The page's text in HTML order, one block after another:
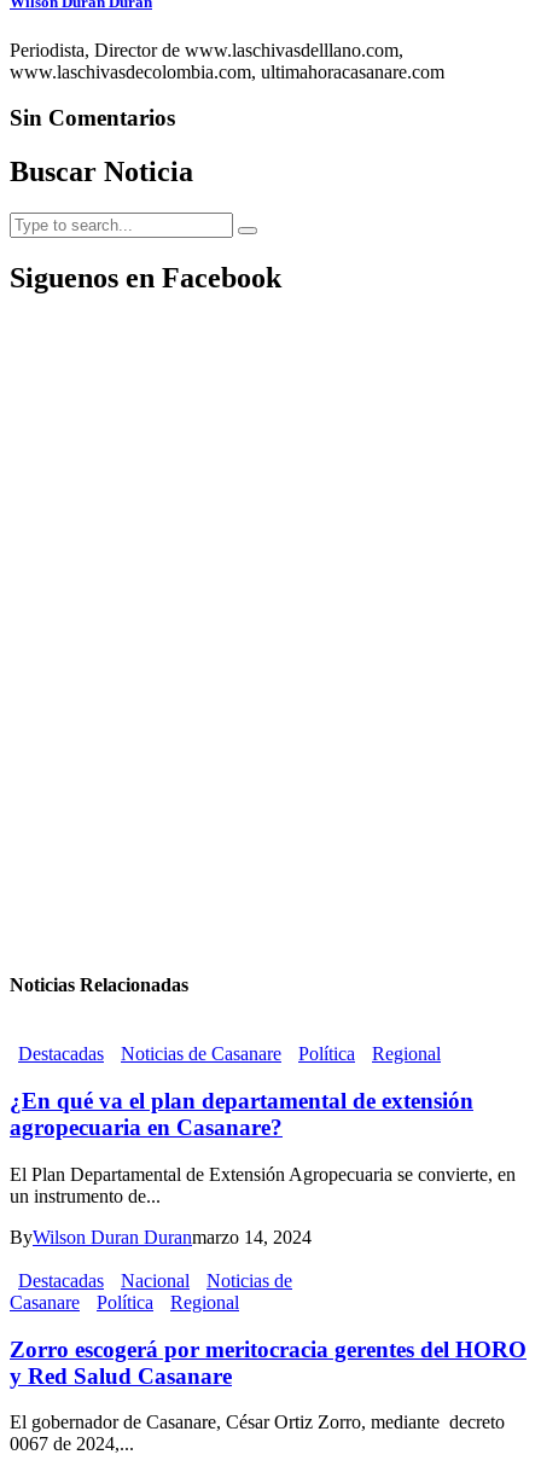
Periodista, Director de www.laschivasdelllano.com,
www.laschivasdecolombia.com, ultimahoracasanare.com
Sin Comentarios
Buscar Noticia
Siguenos en Facebook
Noticias Relacionadas
Destacadas Noticias de Casanare Política Regional
¿En qué va el plan departamental de extensión
agropecuaria en Casanare?
El Plan Departamental de Extensión Agropecuaria se convierte, en
un instrumento de...
ByWilson Duran Duranmarzo 14, 2024
Destacadas Nacional
Noticias de
Casanare
Política Regional
Zorro escogerá por meritocracia gerentes del HORO
y Red Salud Casanare
El gobernador de Casanare, César Ortiz Zorro, mediante decreto
0067 de 2024,...